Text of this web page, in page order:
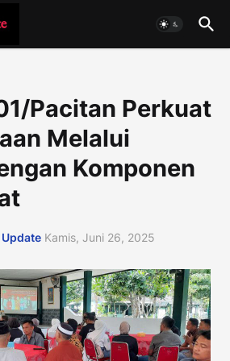
Pacitan Perkuat
Melalui
Komponen
Kamis, Juni 26, 2025